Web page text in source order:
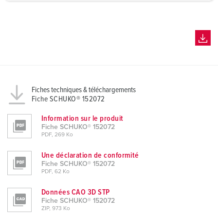
Fiches techniques & téléchargements
Fiche SCHUKO® 152072
Information sur le produit
Fiche SCHUKO® 152072
PDF, 269 Ko
Une déclaration de conformité
Fiche SCHUKO® 152072
PDF, 62 Ko
Données CAO 3D STP
Fiche SCHUKO® 152072
ZIP, 973 Ko